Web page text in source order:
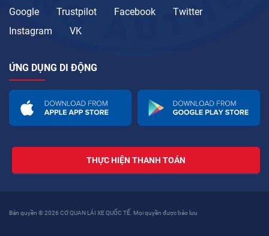
Google Trustpilot Facebook
Twitter
Instagram
VK
ỨNG DỤNG DI ĐỘNG
THỰC HIỆN THANH TOÁN
Bản quyền © 2026 CƠ QUAN LÁI XE QUỐC TẾ. Mọi quyền được bảo lưu